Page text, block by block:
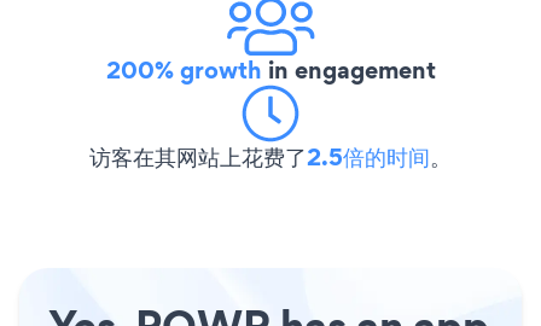
200% growth in engagement
访客在其网站上花费了2.5倍的时间。